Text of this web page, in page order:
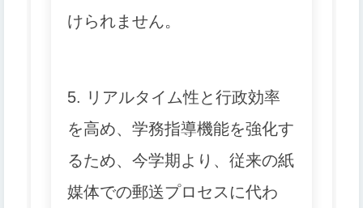
けられません。
5. リアルタイム性と行政効率
を高め、学務指導機能を強化す
るため、今学期より、従来の紙
媒体での郵送プロセスに代わ